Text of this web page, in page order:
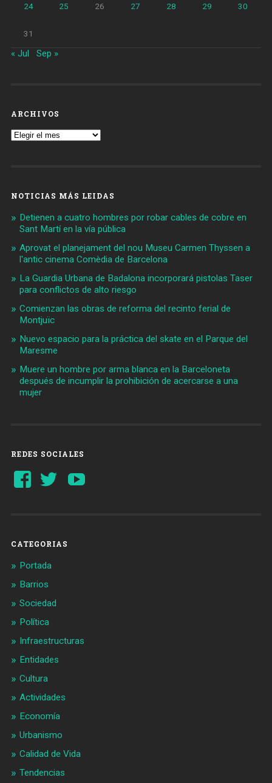
24 25 26 27 28 29 30
31
« Jul Sep »
ARCHIVOS
Archivos
NOTICIAS MÁS LEIDAS
Detienen a cuatro hombres por robar cables de cobre en
Sant Martí en la vía pública
Aprovat el planejament del nou Museu Carmen Thyssen a
l'antic cinema Comèdia de Barcelona
La Guardia Urbana de Badalona incorporará pistolas Taser
para conflictos de alto riesgo
Comienzan las obras de reforma del recinto ferial de
Montjuïc
Nuevo espacio para la práctica del skate en el Parque del
Maresme
Muere un hombre por arma blanca en la Barceloneta
después de incumplir la prohibición de acercarse a una
mujer
REDES SOCIALES
Ver
perfil
Ver
perfil
CATEGORIAS
Portada
Barrios
Sociedad
Política
Infraestructuras
Entidades
Cultura
Actividades
Economía
Urbanismo
Calidad de Vida
Tendencias